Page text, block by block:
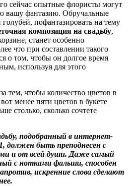
сейчас опытные флористы могут
вашу фантазию. Обручальные
пофантазировать на тему
композиция на свадьбу,
станет особенно
что при составлении такого
о том, чтобы он долгое время
используя для этого
тем, чтобы количество цветов в
менее пяти цветов в букете
столько, сколько сочтете
подобранный в интернет-
должен быть преподнесен с
и от всей души. Даже самый
с нотками фальши, способен
искренние слова сделают